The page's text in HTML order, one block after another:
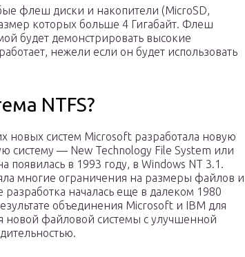
флеш диски и накопители (MicroSD,
которых больше 4 Гигабайт. Флеш
будет демонстрировать высокие
нежели если он будет использовать
NTFS?
новых систем Microsoft разработала новую
систему — New Technology File System или
появилась в 1993 году, в Windows NT 3.1.
многие ограничения на размеры файлов и
разработка началась еще в далеком 1980
объединения Microsoft и IBM для
новой файловой системы с улучшенной